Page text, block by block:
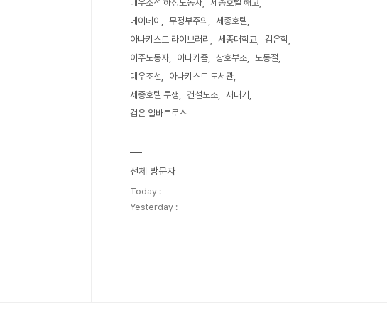
대우조선 하청노동자
세종호텔 해고
메이데이
무정부주의
세종호텔
아나키스트 라이브러리
세종대학교
검은학
이주노동자
아나키즘 상호부조
노동절
대우조선
아나키스트 도서관
세종호텔 투쟁
건설노조
새내기
검은 알바트로스
전체 방문자
Today :
Yesterday :